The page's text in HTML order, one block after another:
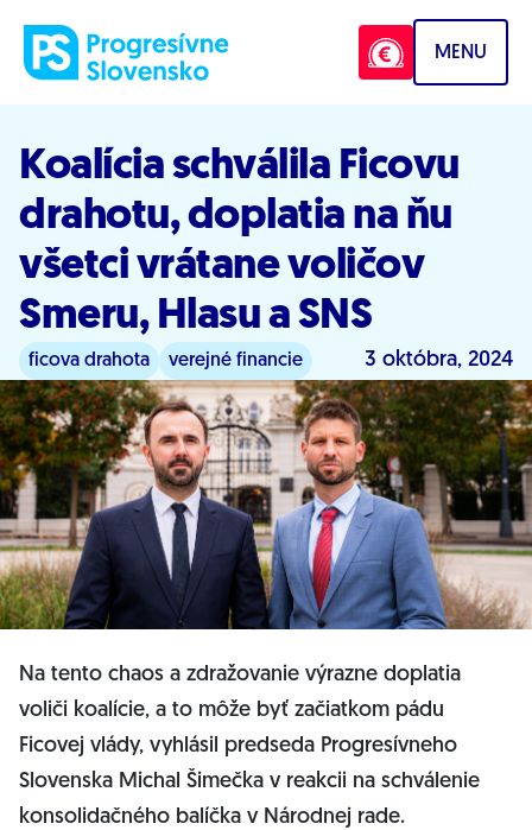
MENU
Koalícia schválila Ficovu
drahotu, doplatia na ňu
všetci vrátane voličov
Smeru, Hlasu a SNS
ficova drahota verejné financie 3 októbra, 2024
Na tento chaos a zdražovanie výrazne doplatia
voliči koalície, a to môže byť začiatkom pádu
Ficovej vlády, vyhlásil predseda Progresívneho
Slovenska Michal Šimečka v reakcii na schválenie
konsolidačného balíčka v Národnej rade.